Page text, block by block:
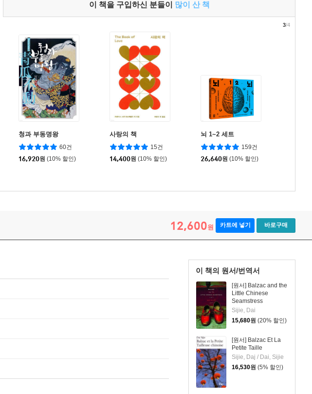
이 책을 구입하신 분들이 많이 산 책
청과 부동명왕
60건
16,920원 (10% 할인)
사랑의 책
15건
14,400원 (10% 할인)
뇌 1~2 세트
159건
26,640원 (10% 할인)
3/4
12,600원 카트에 넣기 바로구매
이 책의 원서/번역서
[원서] Balzac and the
Little Chinese
Seamstress
Sijie, Dai
15,680원 (20% 할인)
[원서] Balzac Et La
Petite Taille
Sijie, Daj / Dai, Sijie
16,530원 (5% 할인)